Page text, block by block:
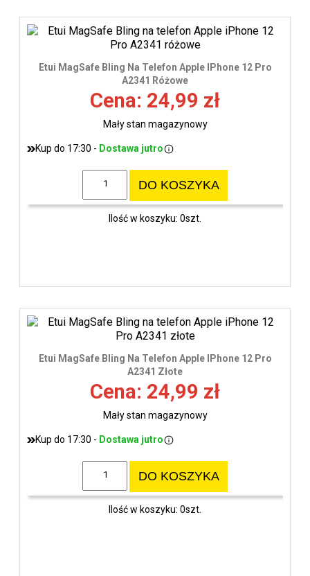
Etui MagSafe Bling Na Telefon Apple IPhone 12 Pro
A2341 Różowe
Cena: 24,99 zł
Mały stan magazynowy
Kup do 17:30 - Dostawa jutro
DO KOSZYKA
Ilość w koszyku: 0szt.
Etui MagSafe Bling Na Telefon Apple IPhone 12 Pro
A2341 Złote
Cena: 24,99 zł
Mały stan magazynowy
Kup do 17:30 - Dostawa jutro
DO KOSZYKA
Ilość w koszyku: 0szt.